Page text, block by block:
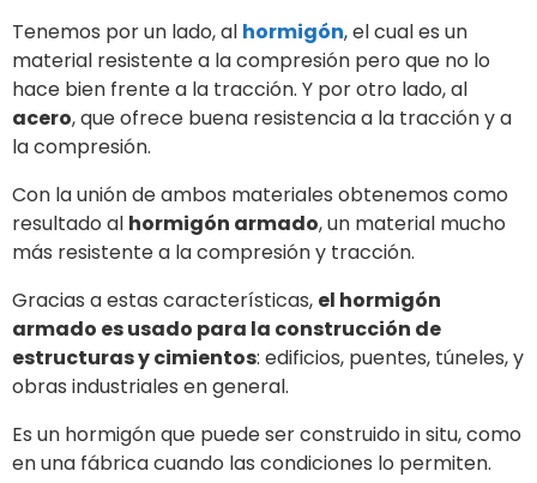
Tenemos por un lado, al hormigón, el cual es un
material resistente a la compresión pero que no lo
hace bien frente a la tracción. Y por otro lado, al
acero, que ofrece buena resistencia a la tracción y a
la compresión.
Con la unión de ambos materiales obtenemos como
resultado al hormigón armado, un material mucho
más resistente a la compresión y tracción.
Gracias a estas características, el hormigón
armado es usado para la construcción de
estructuras y cimientos: edificios, puentes, túneles, y
obras industriales en general.
Es un hormigón que puede ser construido in situ, como
en una fábrica cuando las condiciones lo permiten.